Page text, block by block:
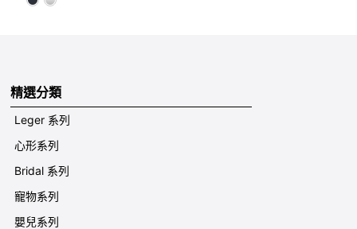
精選分類
Leger 系列
心形系列
Bridal 系列
寵物系列
嬰兒系列